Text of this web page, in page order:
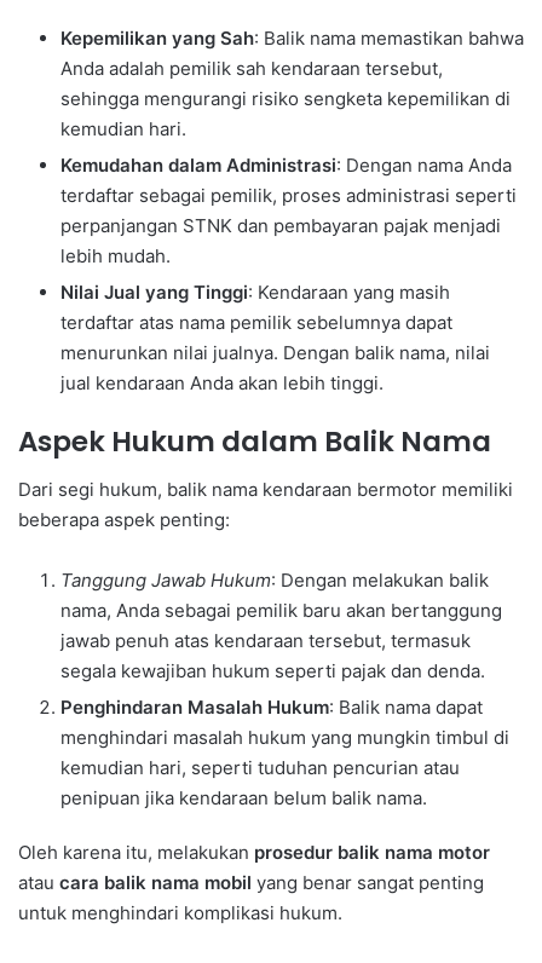
Kepemilikan yang Sah: Balik nama memastikan bahwa
Anda adalah pemilik sah kendaraan tersebut,
sehingga mengurangi risiko sengketa kepemilikan di
kemudian hari.
Kemudahan dalam Administrasi: Dengan nama Anda
terdaftar sebagai pemilik, proses administrasi seperti
perpanjangan STNK dan pembayaran pajak menjadi
lebih mudah.
Nilai Jual yang Tinggi: Kendaraan yang masih
terdaftar atas nama pemilik sebelumnya dapat
menurunkan nilai jualnya. Dengan balik nama, nilai
jual kendaraan Anda akan lebih tinggi.
Aspek Hukum dalam Balik Nama
Dari segi hukum, balik nama kendaraan bermotor memiliki
beberapa aspek penting:
Tanggung Jawab Hukum: Dengan melakukan balik
nama, Anda sebagai pemilik baru akan bertanggung
jawab penuh atas kendaraan tersebut, termasuk
segala kewajiban hukum seperti pajak dan denda.
Penghindaran Masalah Hukum: Balik nama dapat
menghindari masalah hukum yang mungkin timbul di
kemudian hari, seperti tuduhan pencurian atau
penipuan jika kendaraan belum balik nama.
Oleh karena itu, melakukan prosedur balik nama motor
atau cara balik nama mobil yang benar sangat penting
untuk menghindari komplikasi hukum.